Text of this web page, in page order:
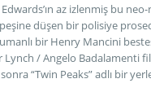
az izlenmiş bu
düşen bir polisiye
bir Henry Mancini
/ Angelo Badalamenti
“Twin Peaks” adlı bir